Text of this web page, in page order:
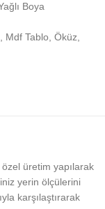
Boya
, Mdf Tablo, Öküz,
üretim yapılarak
yerin ölçülerini
karşılaştırarak